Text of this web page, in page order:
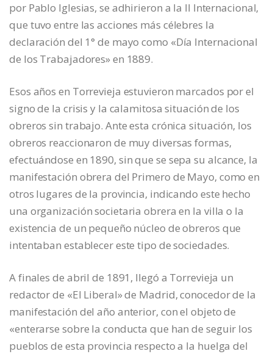
por Pablo Iglesias, se adhirieron a la II Internacional,
que tuvo entre las acciones más célebres la
declaración del 1° de mayo como «Día Internacional
de los Trabajadores» en 1889.
Esos años en Torrevieja estuvieron marcados por el
signo de la crisis y la calamitosa situación de los
obreros sin trabajo. Ante esta crónica situación, los
obreros reaccionaron de muy diversas formas,
efectuándose en 1890, sin que se sepa su alcance, la
manifestación obrera del Primero de Mayo, como en
otros lugares de la provincia, indicando este hecho
una organización societaria obrera en la villa o la
existencia de un pequeño núcleo de obreros que
intentaban establecer este tipo de sociedades.
A finales de abril de 1891, llegó a Torrevieja un
redactor de «El Liberal» de Madrid, conocedor de la
manifestación del año anterior, con el objeto de
«enterarse sobre la conducta que han de seguir los
pueblos de esta provincia respecto a la huelga del